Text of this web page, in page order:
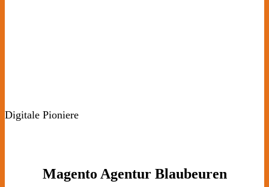
Digitale Pioniere
Magento Agentur Blaubeuren